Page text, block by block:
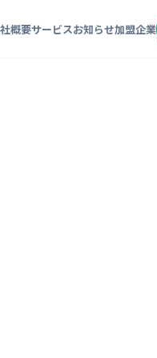
概要サービスお知らせ加盟企業